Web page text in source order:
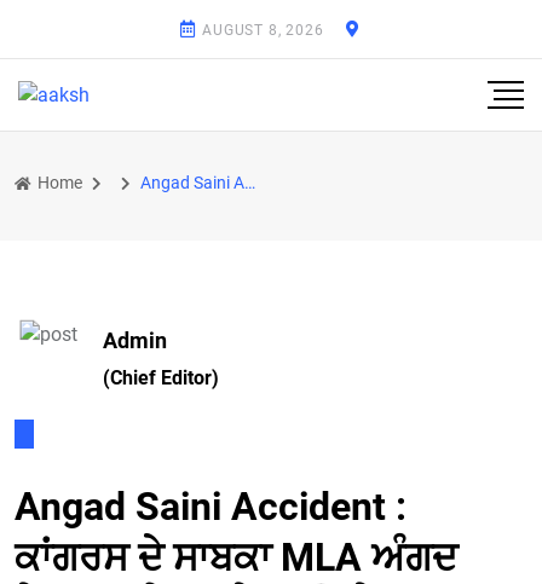
AUGUST 8, 2026
Home Angad Saini Accident : ਕਾਂਗਰਸ ਦੇ ਸਾਬਕਾ MLA ਅੰਗਦ ਸੈਣੀ ਦਾ ਐਕਸੀਡੈਂਟ, ਗੰਨਮੈਨ ਵੀ ਜ਼ਖ਼ਮੀ; ਮੈਕਸ ਹਸਪਤਾਲ ਚ ਜ
Admin
(Chief Editor)
Angad Saini Accident :
ਕਾਂਗਰਸ ਦੇ ਸਾਬਕਾ MLA ਅੰਗਦ